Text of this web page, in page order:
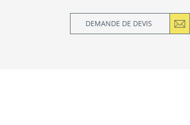
DEMANDE DE DEVIS